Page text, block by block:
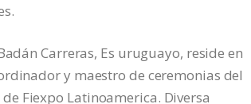
Carreras, Es uruguayo, reside en
y maestro de ceremonias del
Fiexpo Latinoamerica. Diversa